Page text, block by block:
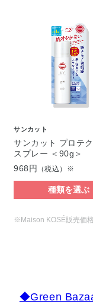
サンカット
サンカット プロテ
スプレー ＜90g＞
968円
（税込）※
種類を選ぶ
※Maison KOSÉ販売価格
◆Green